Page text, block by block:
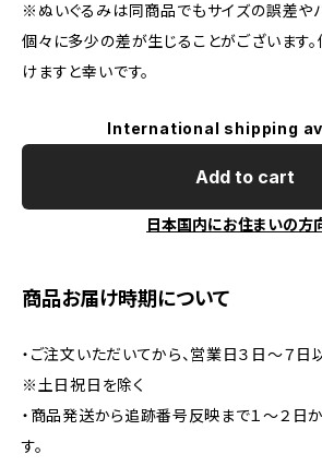
※ぬいぐるみは同商品でもサイズの誤差や
個々に多少の差が生じることがございます
けますと幸いです。
International shipping
Add to cart
日本国内にお住まいの方
商品お届け時期について
・ご注文いただいてから、営業日３日～７日
※土日祝日を除く
・商品発送から追跡番号反映まで１～２日
す。